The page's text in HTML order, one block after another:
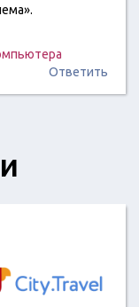
Ответить